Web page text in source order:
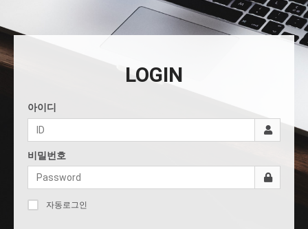
LOGIN
아이디
비밀번호
자동로그인